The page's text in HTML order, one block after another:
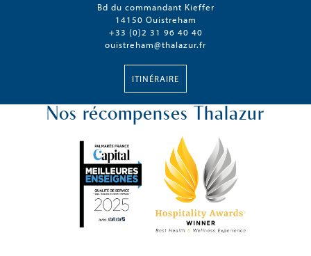
Bd du commandant Kieffer
14150 Ouistreham
+33 (0)2 31 96 40 40
ouistreham@thalazur.fr
ITINÉRAIRE
Nos récompenses Thalazur